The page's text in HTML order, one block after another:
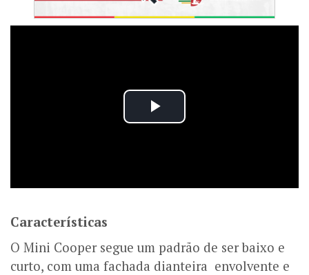
Características
O Mini Cooper segue um padrão de ser baixo e
curto, com uma fachada dianteira envolvente e